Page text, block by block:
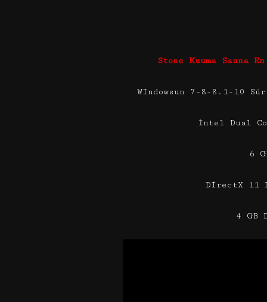
Stone Kuuma Sauna
Windowsun 7-8-8.1-10
İntel Dual
6
DirectX 11
4 GB